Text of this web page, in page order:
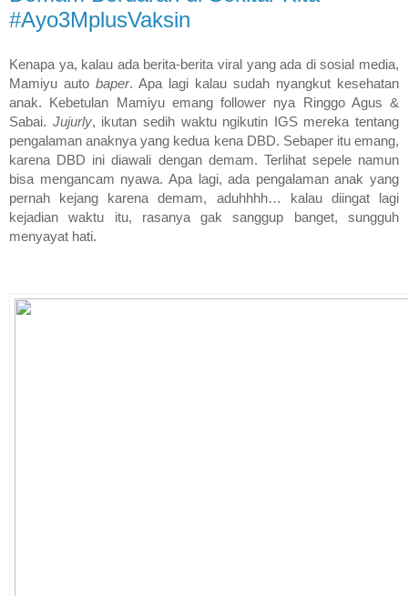
#Ayo3MplusVaksin
Kenapa ya, kalau ada berita-berita viral yang ada di sosial media,
Mamiyu auto baper. Apa lagi kalau sudah nyangkut kesehatan
anak. Kebetulan Mamiyu emang follower nya Ringgo Agus &
Sabai. Jujurly, ikutan sedih waktu ngikutin IGS mereka tentang
pengalaman anaknya yang kedua kena DBD. Sebaper itu emang,
karena DBD ini diawali dengan demam. Terlihat sepele namun
bisa mengancam nyawa. Apa lagi, ada pengalaman anak yang
pernah kejang karena demam, aduhhhh… kalau diingat lagi
kejadian waktu itu, rasanya gak sanggup banget, sungguh
menyayat hati.